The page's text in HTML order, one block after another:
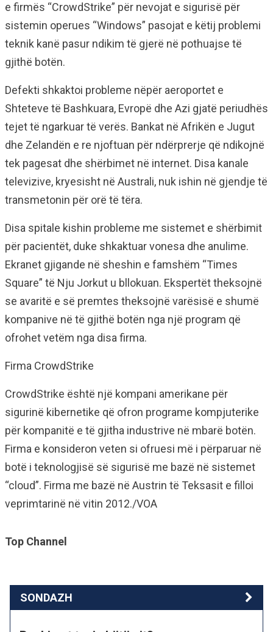
e firmës “CrowdStrike” për nevojat e sigurisë për
sistemin operues “Windows” pasojat e këtij problemi
teknik kanë pasur ndikim të gjerë në pothuajse të
gjithë botën.
Defekti shkaktoi probleme nëpër aeroportet e
Shteteve të Bashkuara, Evropë dhe Azi gjatë periudhës
tejet të ngarkuar të verës. Bankat në Afrikën e Jugut
dhe Zelandën e re njoftuan për ndërprerje që ndikojnë
tek pagesat dhe shërbimet në internet. Disa kanale
televizive, kryesisht në Australi, nuk ishin në gjendje të
transmetonin për orë të tëra.
Disa spitale kishin probleme me sistemet e shërbimit
për pacientët, duke shkaktuar vonesa dhe anulime.
Ekranet gjigande në sheshin e famshëm “Times
Square” të Nju Jorkut u bllokuan. Ekspertët theksojnë
se avaritë e së premtes theksojnë varësisë e shumë
kompanive në të gjithë botën nga një program që
ofrohet vetëm nga disa firma.
Firma CrowdStrike
CrowdStrike është një kompani amerikane për
sigurinë kibernetike që ofron programe kompjuterike
për kompanitë e të gjitha industrive në mbarë botën.
Firma e konsideron veten si ofruesi më i përparuar në
botë i teknologjisë së sigurisë me bazë në sistemet
“cloud”. Firma me bazë në Austrin të Teksasit e filloi
veprimtarinë në vitin 2012./VOA
Top Channel
SONDAZH